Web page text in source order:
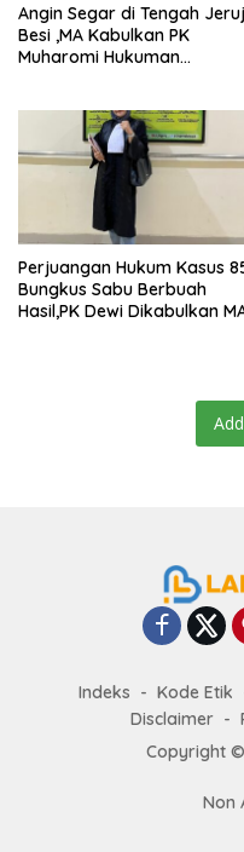
Angin Segar di Tengah
Besi ,MA Kabulkan PK
Muharomi Hukuman
Perjuangan Hukum Kasus
Bungkus Sabu Berbuah
Hasil,PK Dewi Dikabulkan
Indeks Kode Etik
Disclaimer
Copyright ©
Non